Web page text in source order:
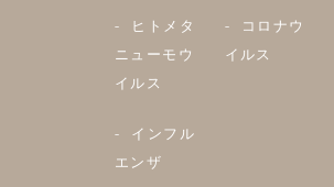
ヒトメタ
ニューモウ
イルス
コロナウ
イルス
インフル
エンザ